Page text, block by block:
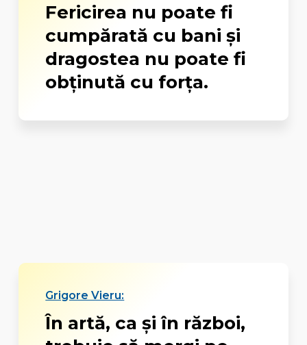
Fericirea nu poate fi
cumpărată cu bani și
dragostea nu poate fi
obținută cu forța.
Grigore Vieru:
În artă, ca şi în război,